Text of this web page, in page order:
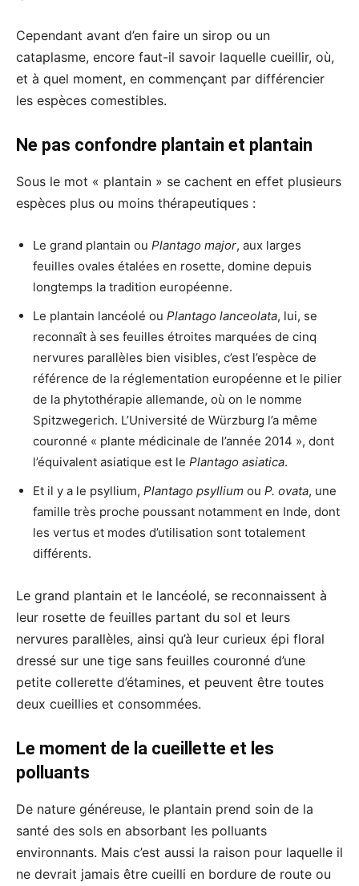
Cependant avant d’en faire un sirop ou un
cataplasme, encore faut-il savoir laquelle cueillir, où,
et à quel moment, en commençant par différencier
les espèces comestibles.
Ne pas confondre plantain et plantain
Sous le mot « plantain » se cachent en effet plusieurs
espèces plus ou moins thérapeutiques :
Le grand plantain ou Plantago major, aux larges
feuilles ovales étalées en rosette, domine depuis
longtemps la tradition européenne.
Le plantain lancéolé ou Plantago lanceolata, lui, se
reconnaît à ses feuilles étroites marquées de cinq
nervures parallèles bien visibles, c’est l’espèce de
référence de la réglementation européenne et le pilier
de la phytothérapie allemande, où on le nomme
Spitzwegerich. L’Université de Würzburg l’a même
couronné « plante médicinale de l’année 2014 », dont
l’équivalent asiatique est le Plantago asiatica.
Et il y a le psyllium, Plantago psyllium ou P. ovata, une
famille très proche poussant notamment en Inde, dont
les vertus et modes d’utilisation sont totalement
différents.
Le grand plantain et le lancéolé, se reconnaissent à
leur rosette de feuilles partant du sol et leurs
nervures parallèles, ainsi qu’à leur curieux épi floral
dressé sur une tige sans feuilles couronné d’une
petite collerette d’étamines, et peuvent être toutes
deux cueillies et consommées.
Le moment de la cueillette et les
polluants
De nature généreuse, le plantain prend soin de la
santé des sols en absorbant les polluants
environnants. Mais c’est aussi la raison pour laquelle il
ne devrait jamais être cueilli en bordure de route ou